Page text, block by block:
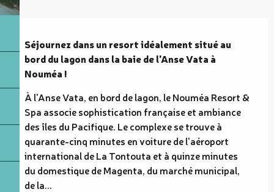
Séjournez dans un resort idéalement situé au
bord du lagon dans la baie de l'Anse Vata à
Nouméa !
À l'Anse Vata, en bord de lagon, le Nouméa Resort &
Spa associe sophistication française et ambiance
des îles du Pacifique. Le complexe se trouve à
quarante-cinq minutes en voiture de l'aéroport
international de La Tontouta et à quinze minutes
du domestique de Magenta, du marché municipal,
de la...